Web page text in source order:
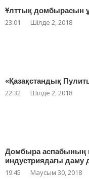
Ұлттық домбырасын
23:01 Шілде 2, 2018
«Қазақстандық
22:32 Шілде 2, 2018
Домбыра аспабының
индустриядағы даму
19:45 Маусым 30, 2018